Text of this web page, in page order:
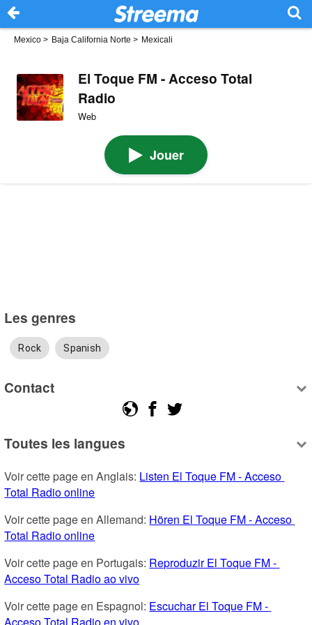
Mexico > Baja California Norte > Mexicali
El Toque FM - Acceso Total
Radio
Web
Jouer
Les genres
Rock Spanish
Contact
Toutes les langues
Voir cette page en Anglais: Listen El Toque FM - Acceso
Total Radio online
Voir cette page en Allemand: Hören El Toque FM - Acceso
Total Radio online
Voir cette page en Portugais: Reproduzir El Toque FM -
Acceso Total Radio ao vivo
Voir cette page en Espagnol: Escuchar El Toque FM -
Acceso Total Radio en vivo